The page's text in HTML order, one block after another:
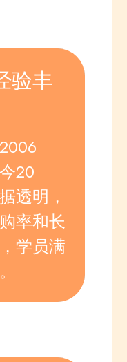
验丰
20
透明，
率和长
学员满